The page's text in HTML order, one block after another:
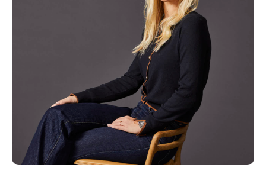
Kopier link
Del via mail